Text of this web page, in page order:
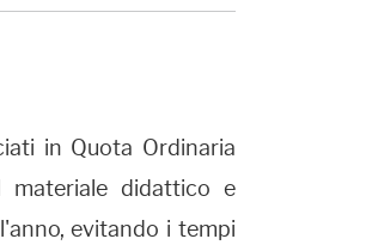
in Quota Ordinaria
materiale didattico e
evitando i tempi